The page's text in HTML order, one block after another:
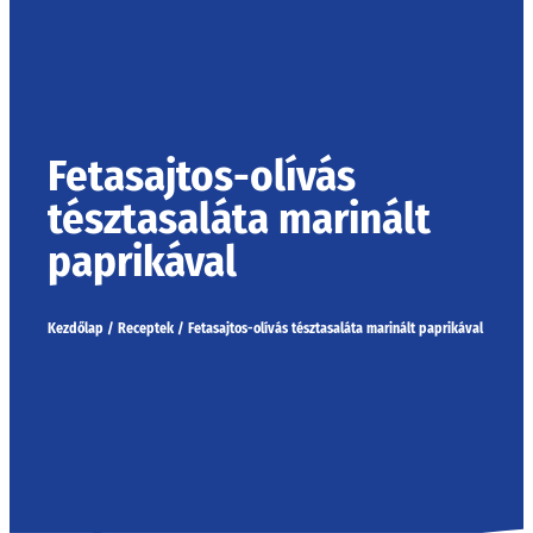
Fetasajtos-olívás
tésztasaláta marinált
paprikával
Kezdőlap / Receptek / Fetasajtos-olívás tésztasaláta marinált paprikával